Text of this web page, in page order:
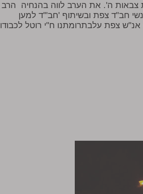
ע"י ילדי וילדות צבאות ה'. את הערב לווה בהנחיה הרב
חב"ד צפת ובשיתוף 'חב"'ד למען
צפת עלבתרומתנו ח"י רוטל לכבודו